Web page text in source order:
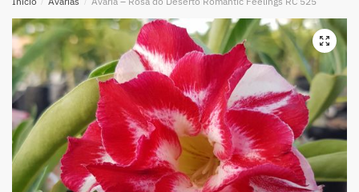
🔍